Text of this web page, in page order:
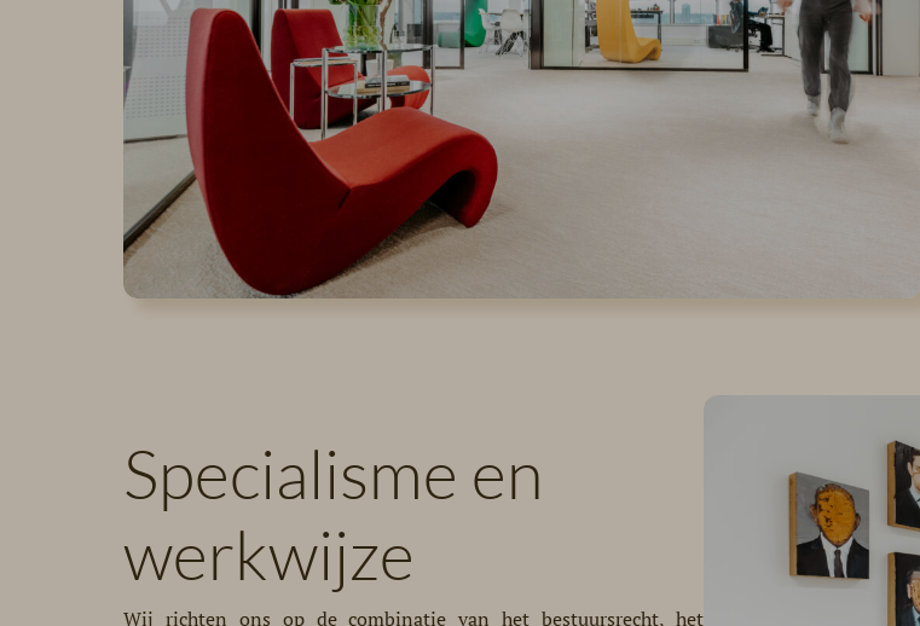
Specialisme en
werkwijze
Wij richten ons op de combinatie van het bestuursrecht, het